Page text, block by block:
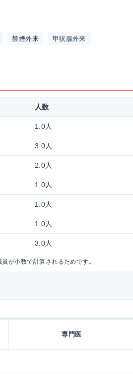
禁煙外来 甲状腺外来
人数
1.0人
3.0人
2.0人
1.0人
1.0人
1.0人
3.0人
が小数で計算されるためです。
専門医